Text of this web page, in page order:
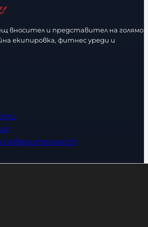
вносител и представител на голямо
екипировка, фитнес уреди и
поверителност